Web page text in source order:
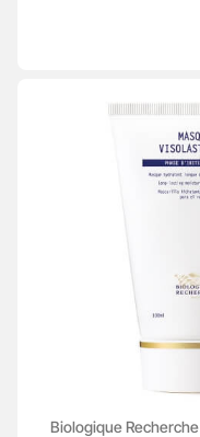
Biologique Recherche